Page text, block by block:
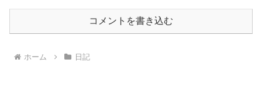
コメントを書き込む
ホーム 日記